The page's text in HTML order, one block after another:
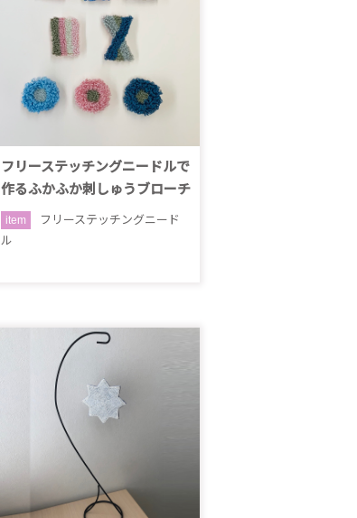
フリーステッチングニードルで
作るふかふか刺しゅうブローチ
item
フリーステッチングニード
ル